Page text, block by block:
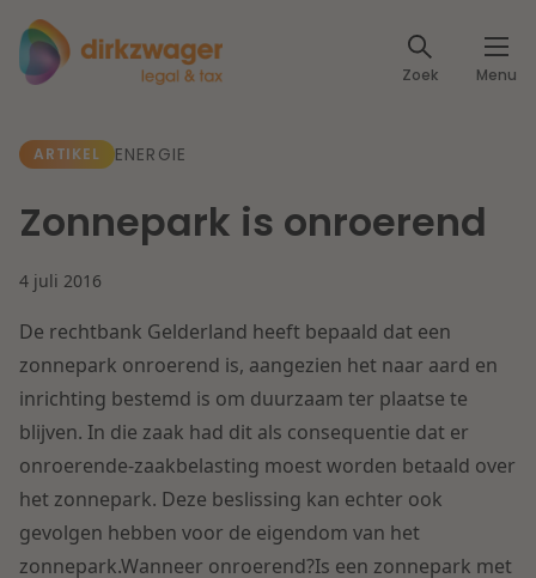
Zoek Menu
Expertises
Arbeid & Pensioen
IT & Privacy
IE & Innovatie
Herstructurering & Insolventie
Dichtbij een toekomstbestendige zorg
Lees meer
Artikelen
Klantcases
Specialisten
Over ons
Over Dirkzwager
Internationale partners
Werken bij
Contact
ARTIKEL ENERGIE
Zonnepark is onroerend
4 juli 2016
De rechtbank Gelderland heeft bepaald dat een
zonnepark onroerend is, aangezien het naar aard en
inrichting bestemd is om duurzaam ter plaatse te
blijven. In die zaak had dit als consequentie dat er
onroerende-zaakbelasting moest worden betaald over
het zonnepark. Deze beslissing kan echter ook
gevolgen hebben voor de eigendom van het
zonnepark.Wanneer onroerend?Is een zonnepark met